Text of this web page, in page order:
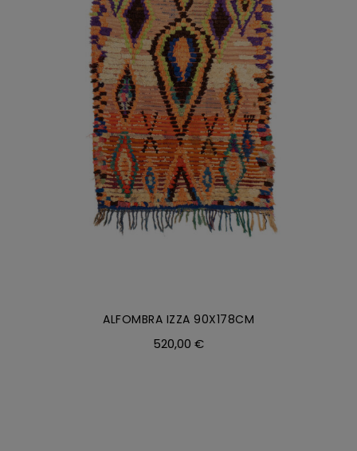
DETALLES
ALFOMBRA IZZA 90X178CM
520,00 €